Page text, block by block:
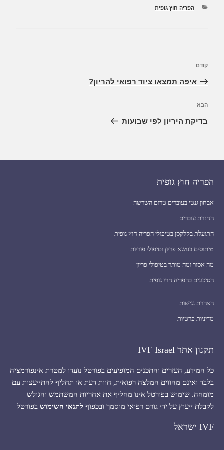
הפריה חוץ גופית
קודם
איפה תמצאו ציוד רפואי להריון?
הבא
בדיקת היריון לפי שבועות
הפריה חוץ גופית
אבחון גנטי בעוברים טרום השרשה
החזרת עוברים
התועלת בקלקסן בטיפולי הפריה חוץ גופית
מיתוסים בנושא פריון וטיפולי פוריות
מה אסור ומה מותר בטיפולי פריון
הסיכונים בהפריה חוץ גופית
הצהרת נגישות
מדיניות פרטיות
תקנון אתר IVF Israel
כל המידע, העזרים והתכנים המופיעים בפורטל נועדו למטרת אינפורמציה
בלבד ואינם מהווים המלצה רפואית, חוות דעת או תחליף להתייעצות עם
מומחה. שימוש בפורטל אינו מחליף את אחריות המשתמש והגולש
לקבלת ייעוץ על ידי גורם רפואי מוסמך ובכפוף לתנאי השימוש בפורטל
IVF ישראל